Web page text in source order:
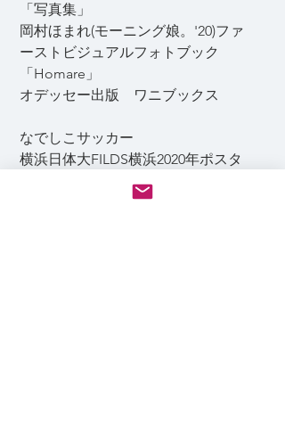
「写真集」
岡村ほまれ(モーニング娘。'20)ファ
ーストビジュアルフォトブック
「Homare」
オデッセー出版 ワニブックス
なでしこサッカー
​横浜日体大FILDS横浜2020年ポスタ